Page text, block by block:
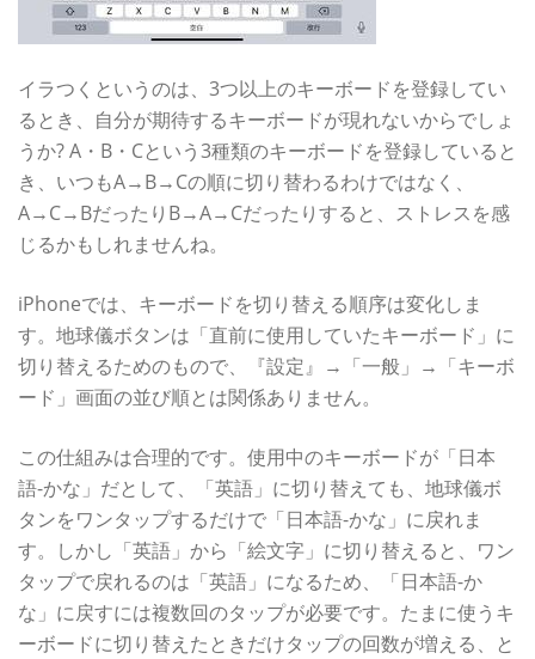
イラつくというのは、3つ以上のキーボードを登録してい
るとき、自分が期待するキーボードが現れないからでしょ
うか? A・B・Cという3種類のキーボードを登録していると
き、いつもA→B→Cの順に切り替わるわけではなく、
A→C→BだったりB→A→Cだったりすると、ストレスを感
じるかもしれませんね。
iPhoneでは、キーボードを切り替える順序は変化しま
す。地球儀ボタンは「直前に使用していたキーボード」に
切り替えるためのもので、『設定』→「一般」→「キーボ
ード」画面の並び順とは関係ありません。
この仕組みは合理的です。使用中のキーボードが「日本
語-かな」だとして、「英語」に切り替えても、地球儀ボ
タンをワンタップするだけで「日本語-かな」に戻れま
す。しかし「英語」から「絵文字」に切り替えると、ワン
タップで戻れるのは「英語」になるため、「日本語-か
な」に戻すには複数回のタップが必要です。たまに使うキ
ーボードに切り替えたときだけタップの回数が増える、と